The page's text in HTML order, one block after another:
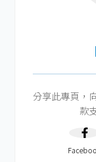
分享此專頁，
款